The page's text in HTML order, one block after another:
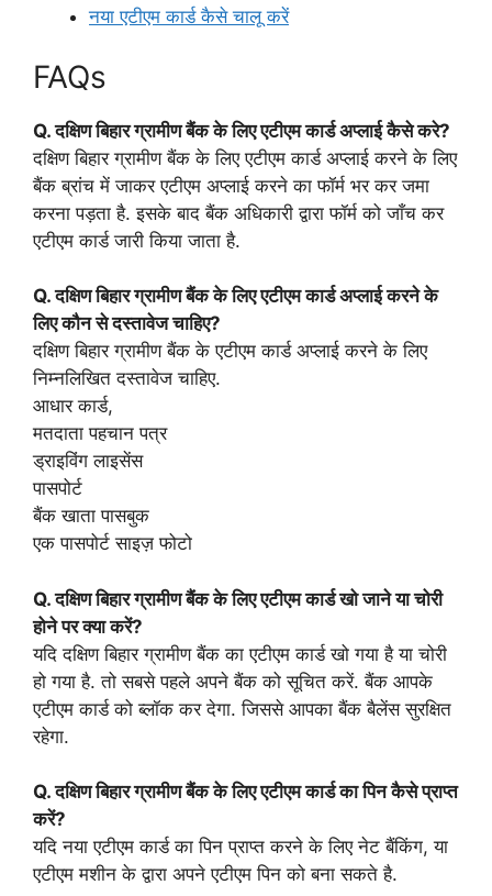
नया एटीएम कार्ड कैसे चालू करें
FAQs
Q.दक्षिण बिहार ग्रामीण बैंक के लिए एटीएम कार्ड अप्लाई कैसे करे?
दक्षिण बिहार ग्रामीण बैंक के लिए एटीएम कार्ड अप्लाई करने के लिए
बैंक ब्रांच में जाकर एटीएम अप्लाई करने का फॉर्म भर कर जमा
करना पड़ता है. इसके बाद बैंक अधिकारी द्वारा फॉर्म को जाँच कर
एटीएम कार्ड जारी किया जाता है.
Q.दक्षिण बिहार ग्रामीण बैंक के लिए एटीएम कार्ड अप्लाई करने के
लिए कौन से दस्तावेज चाहिए?
दक्षिण बिहार ग्रामीण बैंक के एटीएम कार्ड अप्लाई करने के लिए
निम्नलिखित दस्तावेज चाहिए.
आधार कार्ड,
मतदाता पहचान पत्र
ड्राइविंग लाइसेंस
पासपोर्ट
बैंक खाता पासबुक
एक पासपोर्ट साइज़ फोटो
Q.दक्षिण बिहार ग्रामीण बैंक के लिए एटीएम कार्ड खो जाने या चोरी
होने पर क्या करें?
यदि दक्षिण बिहार ग्रामीण बैंक का एटीएम कार्ड खो गया है या चोरी
हो गया है. तो सबसे पहले अपने बैंक को सूचित करें. बैंक आपके
एटीएम कार्ड को ब्लॉक कर देगा. जिससे आपका बैंक बैलेंस सुरक्षित
रहेगा.
Q.दक्षिण बिहार ग्रामीण बैंक के लिए एटीएम कार्ड का पिन कैसे प्राप्त
करें?
यदि नया एटीएम कार्ड का पिन प्राप्त करने के लिए नेट बैंकिंग, या
एटीएम मशीन के द्वारा अपने एटीएम पिन को बना सकते है.